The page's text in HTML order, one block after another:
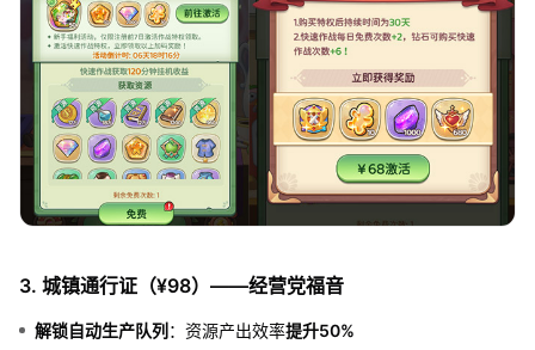
3. 城镇通行证（¥98）——经营党福音
解锁自动生产队列 ：资源产出效率提升50%